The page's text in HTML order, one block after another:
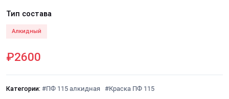
Тип состава
Алкидный
₽2600
Категории: #ПФ 115 алкидная #Краска ПФ 115